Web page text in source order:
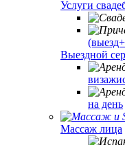
Услуги
Выездной
на день
Массаж лица